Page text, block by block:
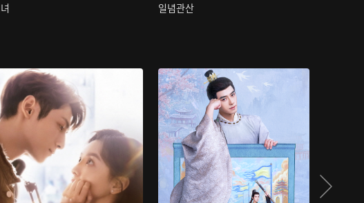
일념관산